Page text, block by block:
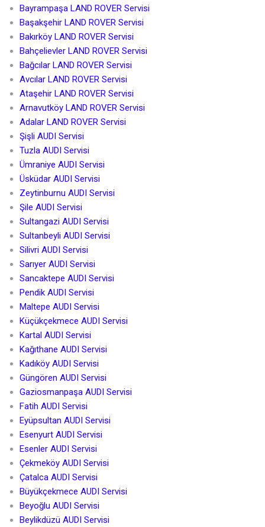
Bayrampaşa LAND ROVER Servisi
Başakşehir LAND ROVER Servisi
Bakırköy LAND ROVER Servisi
Bahçelievler LAND ROVER Servisi
Bağcılar LAND ROVER Servisi
Avcılar LAND ROVER Servisi
Ataşehir LAND ROVER Servisi
Arnavutköy LAND ROVER Servisi
Adalar LAND ROVER Servisi
Şişli AUDI Servisi
Tuzla AUDI Servisi
Ümraniye AUDI Servisi
Üsküdar AUDI Servisi
Zeytinburnu AUDI Servisi
Şile AUDI Servisi
Sultangazi AUDI Servisi
Sultanbeyli AUDI Servisi
Silivri AUDI Servisi
Sarıyer AUDI Servisi
Sancaktepe AUDI Servisi
Pendik AUDI Servisi
Maltepe AUDI Servisi
Küçükçekmece AUDI Servisi
Kartal AUDI Servisi
Kağıthane AUDI Servisi
Kadıköy AUDI Servisi
Güngören AUDI Servisi
Gaziosmanpaşa AUDI Servisi
Fatih AUDI Servisi
Eyüpsultan AUDI Servisi
Esenyurt AUDI Servisi
Esenler AUDI Servisi
Çekmeköy AUDI Servisi
Çatalca AUDI Servisi
Büyükçekmece AUDI Servisi
Beyoğlu AUDI Servisi
Beylikdüzü AUDI Servisi